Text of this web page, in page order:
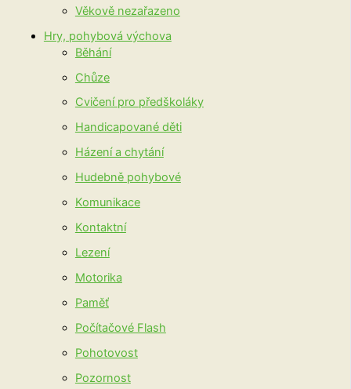
Věkově nezařazeno
Hry, pohybová výchova
Běhání
Chůze
Cvičení pro předškoláky
Handicapované děti
Házení a chytání
Hudebně pohybové
Komunikace
Kontaktní
Lezení
Motorika
Paměť
Počítačové Flash
Pohotovost
Pozornost